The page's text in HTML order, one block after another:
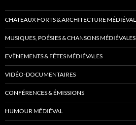
CHÂTEAUX FORTS & ARCHITECTURE
MUSIQUES, POÉSIES & CHANSONS MÉDIÉVALES
EVÈNEMENTS & FÊTES MÉDIÉVALES
VIDÉO-DOCUMENTAIRES
CONFÉRENCES & ÉMISSIONS
HUMOUR MÉDIÉVAL